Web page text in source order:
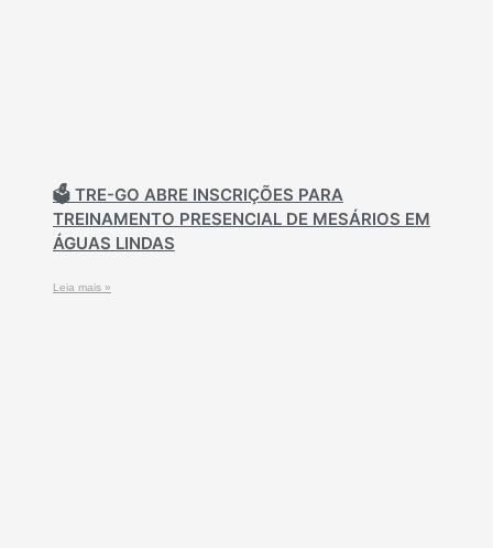
🗳️ TRE-GO ABRE INSCRIÇÕES PARA
TREINAMENTO PRESENCIAL DE MESÁRIOS EM
ÁGUAS LINDAS
Leia mais »